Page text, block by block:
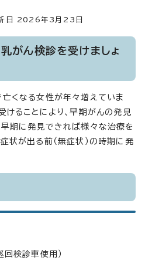
2026年3月23日
がん検診を受けましょ
くなる女性が年々増えていま
けることにより、早期がんの発見
早期に発見できれば様々な治療を
状が出る前（無症状）の時期に発
回検診車使用）